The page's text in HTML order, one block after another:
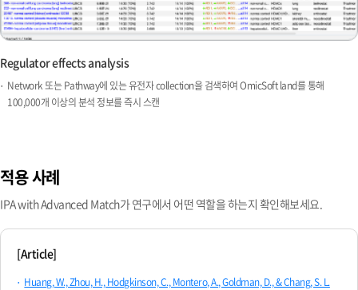
Regulator effects analysis
Network 또는 Pathway에 있는 유전자 collection을 검색하여 OmicSoft land를 통해
100,000개 이상의 분석 정보를 즉시 스캔
적용 사례
IPA with Advanced Match가 연구에서 어떤 역할을 하는지 확인해보세요.
[Article]
Huang, W., Zhou, H., Hodgkinson, C., Montero, A., Goldman, D., & Chang, S. L.